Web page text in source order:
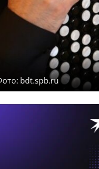
bdt.spb.ru